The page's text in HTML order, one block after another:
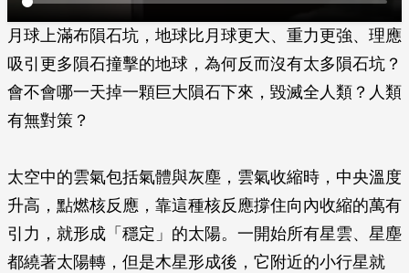
月球上滿布隕石坑，地球比月球更大、重力更強、理應
吸引更多隕石撞擊的地球，為何反而沒有太多隕石坑？
會不會哪一天掉一顆巨大隕石下來，毀滅全人類？人類
有無對策？
太空中的雲氣包括氣體與灰塵，雲氣收縮時，中央溫度
升高，點燃核反應，靠這種核反應撐住向內收縮的萬有
引力，就形成「穩定」的太陽。一開始所有星雲、星塵
都繞著太陽轉，但是木星形成後，它附近的小行星就